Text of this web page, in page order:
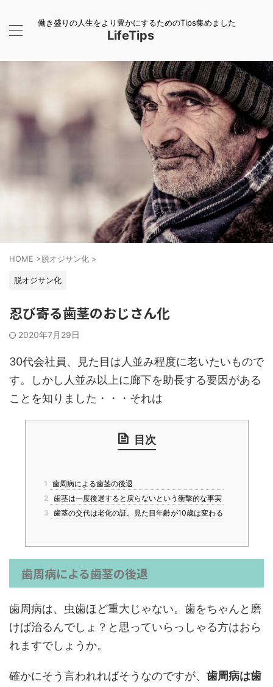
働き盛りの人生をより豊かにするためのTips集めました
LifeTips
HOME >脱オジサン化 >
脱オジサン化
忍び寄る歯茎のおじさん化
2020年7月29日
30代会社員、見た目は人並み程度に老いたいもので
す。しかし人並み以上に廊下を助長する要因がある
ことを知りました・・・それは
目次
1 歯周病による歯茎の後退
2 歯茎は一度後退すると戻らないという衝撃的な事実
3 歯茎の交代は老化の証。見た目年齢が10歳は変わる
歯周病による歯茎の後退
歯周病は、虫歯ほど重大じゃない。歯をちゃんと磨
けば治るんでしょ？と思っていらっしゃる方はおら
れますでしょうか。
確かにそう言われればそうなのですが、 歯周病は歯